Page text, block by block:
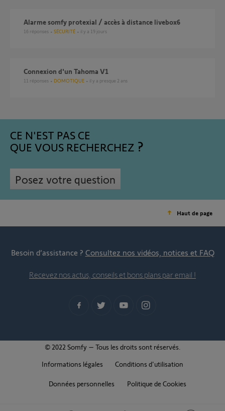
alarme somfy protexial / accès à distance livebox6
16 réponses SÉCURITÉ il y a 19 jours
Connexion d'un Tahoma V1
11 réponses DOMOTIQUE il y a presque 2 ans
CE N'EST PAS CE
QUE VOUS RECHERCHEZ
Posez votre question
Haut de page
Besoin d’assistance ? Consultez nos vidéos, notices et FAQ
Recevez nos actus, conseils et bons plans par email !
© 2022 Somfy – Tous les droits sont réservés.
Informations légales
Conditions d'utilisation
Données personnelles Politique de Cookies